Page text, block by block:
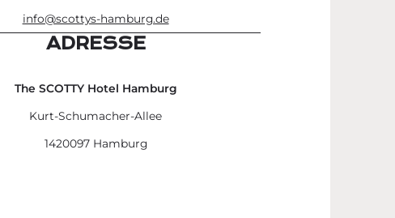
info@scottys-hamburg.de
ADRESSE
The SCOTTY Hotel Hamburg
Kurt-Schumacher-Allee
1420097 Hamburg